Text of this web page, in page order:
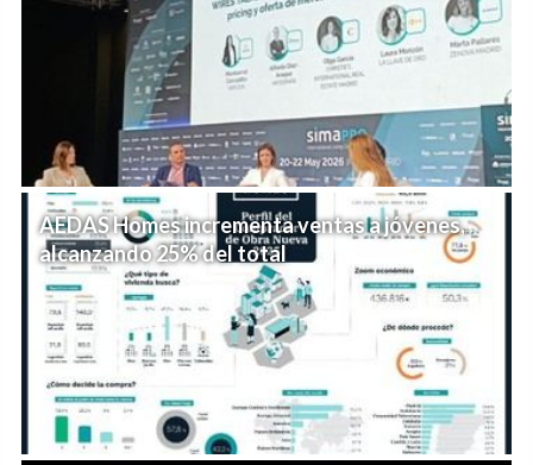
AEDAS Homes incrementa ventas a jóvenes,
alcanzando 25% del total